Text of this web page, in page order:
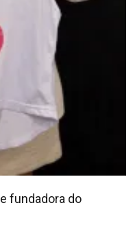
fundadora do